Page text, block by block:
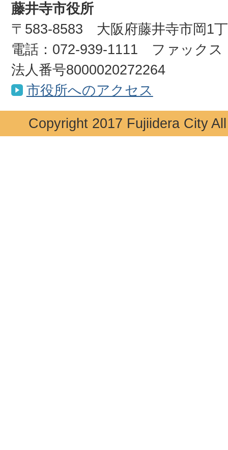
藤井寺市役所
〒583-8583 大阪府藤井寺市岡1
電話：072-939-1111 ファックス
法人番号8000020272264
市役所へのアクセス
Copyright 2017 Fujiidera City